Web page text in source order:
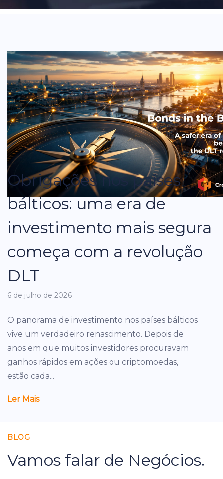
Obrigações nos países
bálticos: uma era de
investimento mais segura
começa com a revolução
DLT
6 de julho de 2026
O panorama de investimento nos países bálticos
vive um verdadeiro renascimento. Depois de
anos em que muitos investidores procuravam
ganhos rápidos em ações ou criptomoedas,
estão cada...
Ler Mais
BLOG
Vamos falar de Negócios.